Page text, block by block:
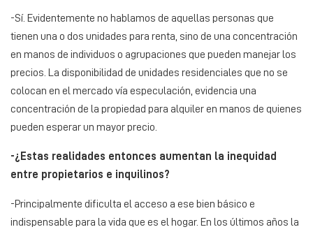
-Sí. Evidentemente no hablamos de aquellas personas que
tienen una o dos unidades para renta, sino de una concentración
en manos de individuos o agrupaciones que pueden manejar los
precios. La disponibilidad de unidades residenciales que no se
colocan en el mercado vía especulación, evidencia una
concentración de la propiedad para alquiler en manos de quienes
pueden esperar un mayor precio.
-¿Estas realidades entonces aumentan la inequidad
entre propietarios e inquilinos?
-Principalmente dificulta el acceso a ese bien básico e
indispensable para la vida que es el hogar. En los últimos años la